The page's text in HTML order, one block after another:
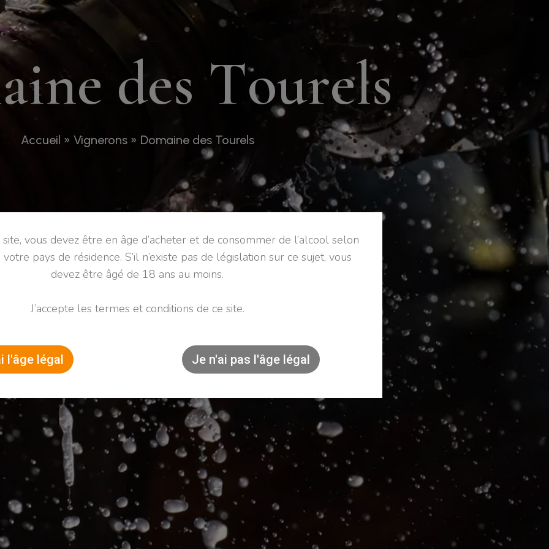
aine des Tourels
Accueil » Vignerons» Domaine des Tourels
vous devez être en âge d’acheter et de consommer de l’alcool selon
pays de résidence. S’il n’existe pas de législation sur ce sujet, vous
devez être âgé de 18 ans au moins.
J’accepte les termes et conditions de ce site.
l'âge légal Je n'ai pas l'âge légal